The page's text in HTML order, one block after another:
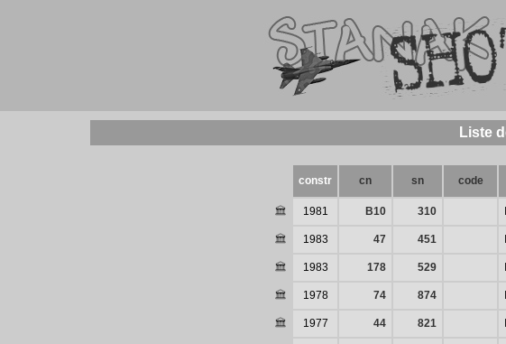
Liste
constr cn sn code
1981 B10 310
1983 47 451
1983 178 529
1978 74 874
1977 44 821